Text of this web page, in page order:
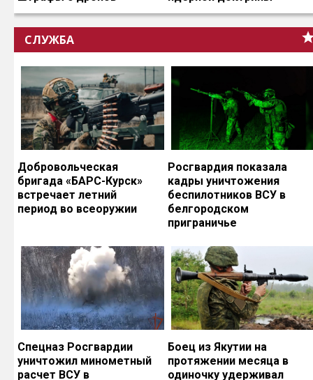
СЛУЖБА
Добровольческая
бригада «БАРС-Курск»
встречает летний
период во всеоружии
Росгвардия показала
кадры уничтожения
беспилотников ВСУ в
белгородском
приграничье
Спецназ Росгвардии
уничтожил минометный
расчет ВСУ в
Боец из Якутии на
протяжении месяца в
одиночку удерживал